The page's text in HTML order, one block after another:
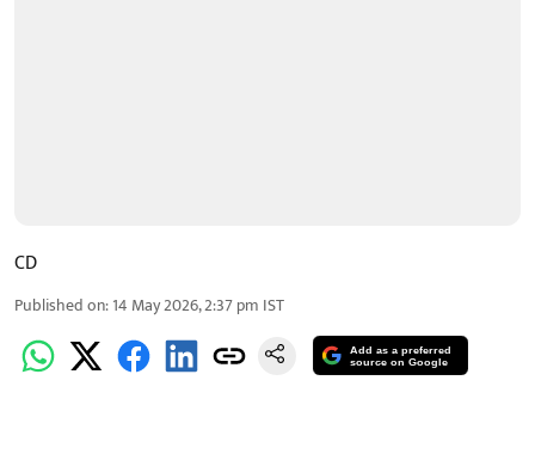
CD
Published on:14 May 2026, 2:37 pm IST
Add as a preferred
source on Google